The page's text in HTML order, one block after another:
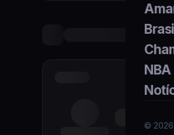
NBA
© 2026